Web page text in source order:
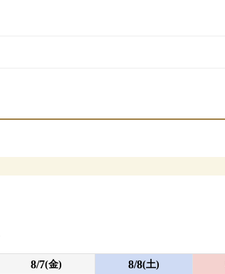
8/7(金) 8/8(土)